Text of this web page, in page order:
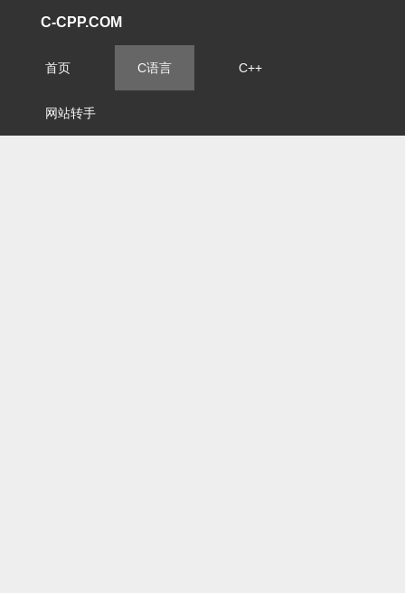
C-CPP.COM
首页 C语言 C++
网站转手